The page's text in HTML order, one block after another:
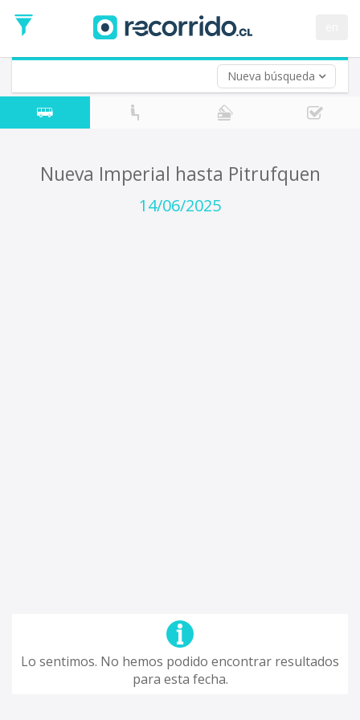
Nueva búsqueda
de
Ida
Vuelta (opcional)
Fecha
de
Nueva Imperial hasta Pitrufquen
14/06/2025
Lo sentimos. No hemos podido encontrar resultados
para esta fecha.